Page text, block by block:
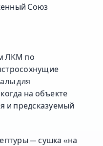
Союз
ЛКМ по
для
на объекте
и предсказуемый
— сушка «на